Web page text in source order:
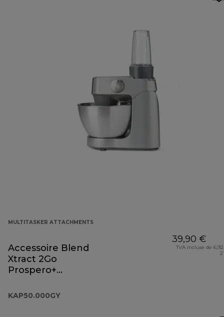
MULTITASKER ATTACHMENTS
Accessoire Blend
Xtract 2Go
Prospero+
KAP50.000GY
39,90 €
TVA incluse de